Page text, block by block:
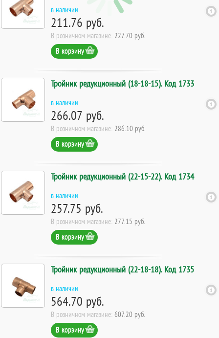
в наличии
211.76 руб.
В розничном магазине: 227.70 руб.
В корзину
Тройник редукционный (18-18-15). Код 1733
в наличии
266.07 руб.
В розничном магазине: 286.10 руб.
В корзину
Тройник редукционный (22-15-22). Код 1734
в наличии
257.75 руб.
В розничном магазине: 277.15 руб.
В корзину
Тройник редукционный (22-18-18). Код 1735
в наличии
564.70 руб.
В розничном магазине: 607.20 руб.
В корзину